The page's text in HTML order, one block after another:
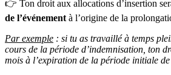
👉 Ton droit aux allocations d’insertion
de l’événementà l’origine de la
Par exemple : si tu as travaillé à temps
cours de la période d’indemnisation, ton
mois à l’expiration de la période initiale